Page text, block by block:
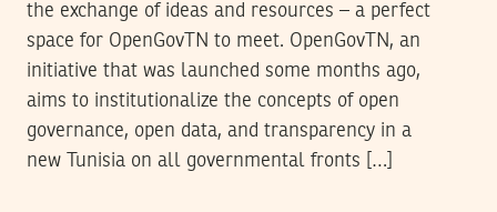
the exchange of ideas and resources – a perfect
space for OpenGovTN to meet. OpenGovTN, an
initiative that was launched some months ago,
aims to institutionalize the concepts of open
governance, open data, and transparency in a
new Tunisia on all governmental fronts […]